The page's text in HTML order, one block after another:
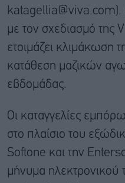
katagellia@viva.com).
με τον σχεδιασμό της
ετοιμάζει κλιμάκωση
κατάθεση μαζικών
εβδομάδας.
Οι καταγγελίες
στο πλαίσιο του
Softone και την
μήνυμα ηλεκτρονικού